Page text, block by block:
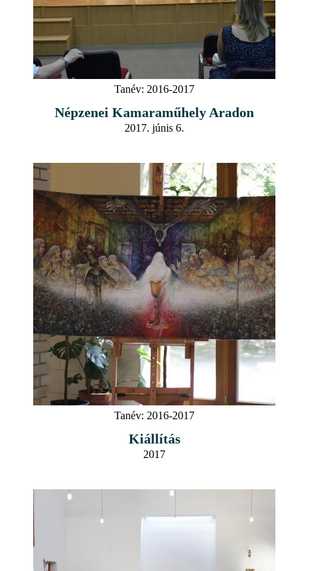
Tanév: 2016-2017
Népzenei Kamaraműhely Aradon
2017. júnis 6.
Tanév: 2016-2017
Kiállítás
2017